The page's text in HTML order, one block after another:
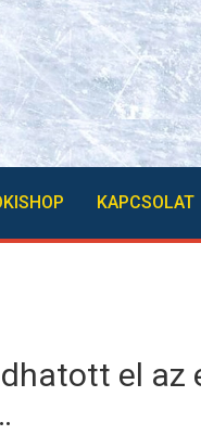
KAPCSOLAT
el az